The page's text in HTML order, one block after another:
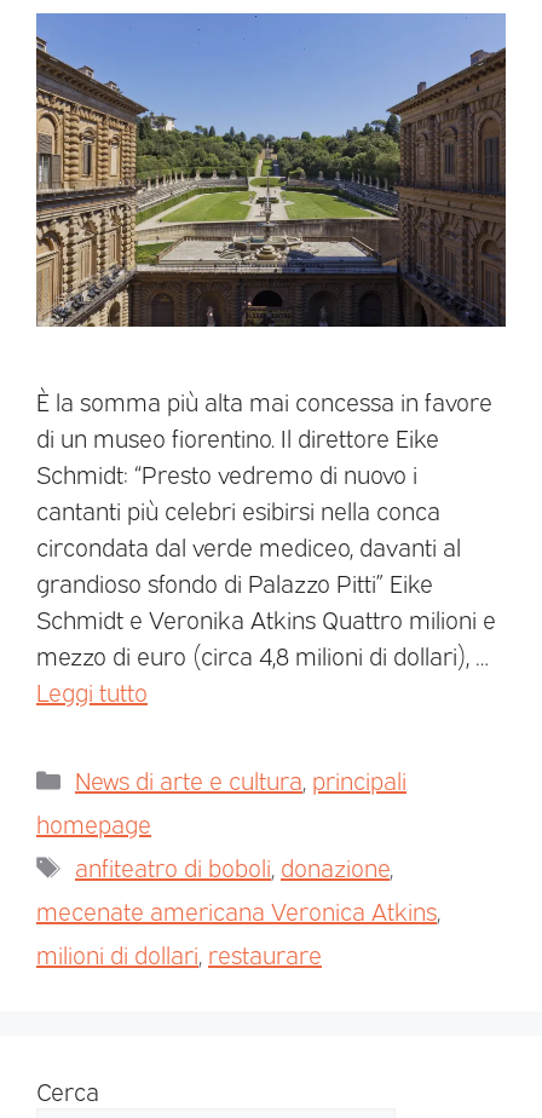
È la somma più alta mai concessa in favore
di un museo fiorentino. Il direttore Eike
Schmidt: “Presto vedremo di nuovo i
cantanti più celebri esibirsi nella conca
circondata dal verde mediceo, davanti al
grandioso sfondo di Palazzo Pitti” Eike
Schmidt e Veronika Atkins Quattro milioni e
mezzo di euro (circa 4,8 milioni di dollari), …
Leggi tutto
News di arte e cultura principali
homepage
anfiteatro di boboli donazione
mecenate americana Veronica Atkins
milioni di dollari restaurare
Cerca